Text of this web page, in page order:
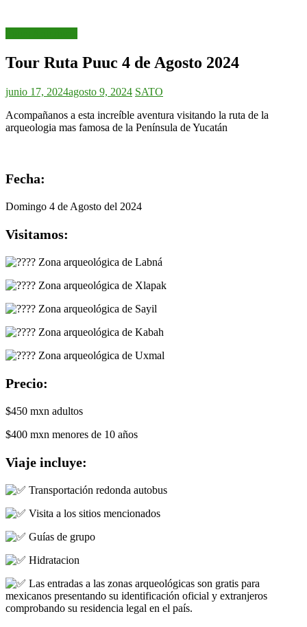
Tour Ruta Puuc 4 de Agosto 2024
junio 17, 2024agosto 9, 2024 SATO
Acompañanos a esta increíble aventura visitando la ruta de la
arqueologia mas famosa de la Península de Yucatán
Fecha:
Domingo 4 de Agosto del 2024
Visitamos:
Zona arqueológica de Labná
Zona arqueológica de Xlapak
Zona arqueológica de Sayil
Zona arqueológica de Kabah
Zona arqueológica de Uxmal
Precio:
$450 mxn adultos
$400 mxn menores de 10 años
Viaje incluye:
Transportación redonda autobus
Visita a los sitios mencionados
Guías de grupo
Hidratacion
Las entradas a las zonas arqueológicas son gratis para
mexicanos presentando su identificación oficial y extranjeros
comprobando su residencia legal en el país.